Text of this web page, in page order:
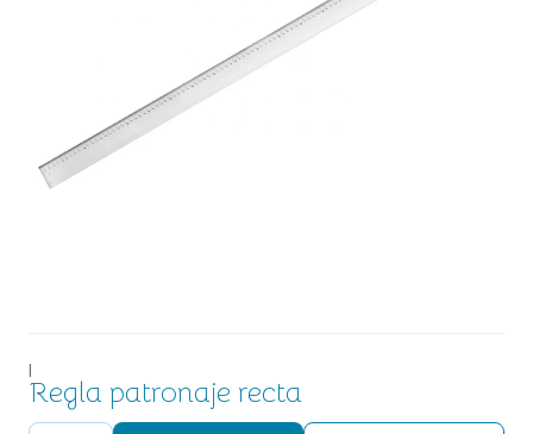
|
Regla patronaje recta